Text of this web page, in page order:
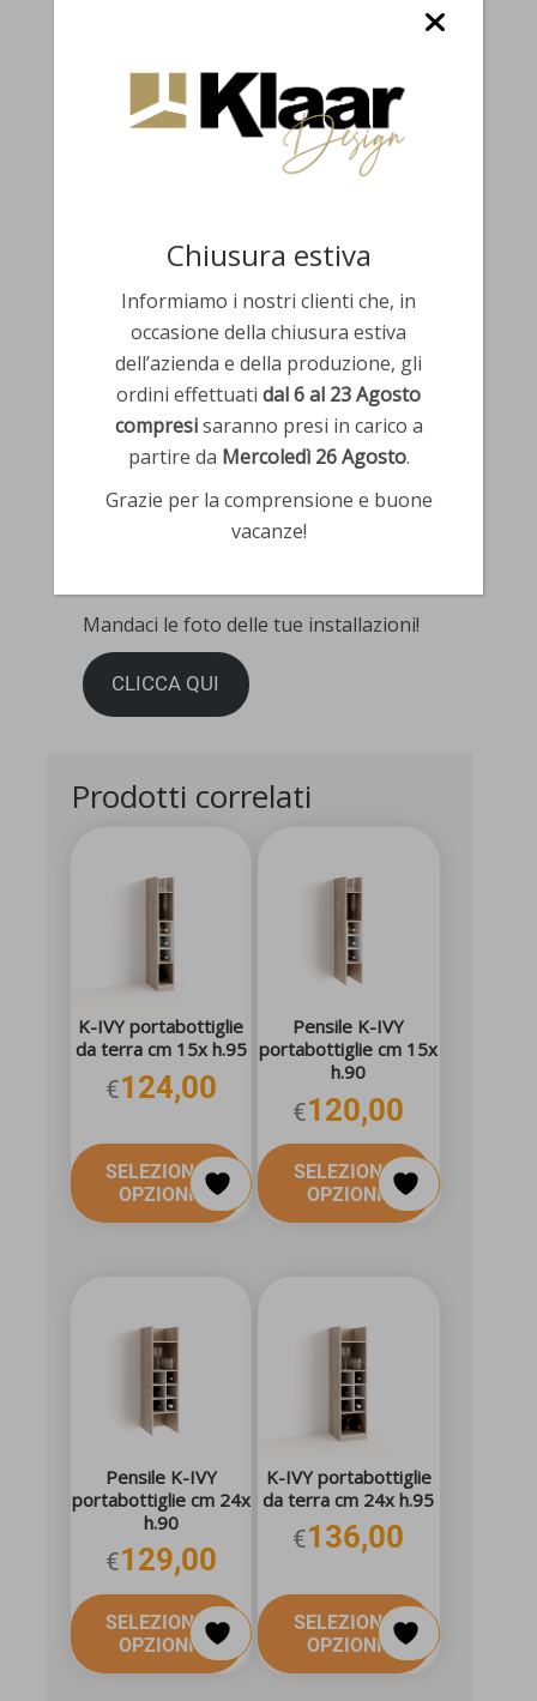
* = campi obbligatori
Mandaci le foto delle tue installazioni!
CLICCA QUI
Prodotti correlati
K-IVY portabottiglie
da terra cm 15x h.95
€124,00
SELEZIONA
OPZIONI
Pensile K-IVY
portabottiglie cm 15x
h.90
€120,00
SELEZIONA
OPZIONI
Pensile K-IVY
portabottiglie cm 24x
h.90
€129,00
SELEZIONA
OPZIONI
K-IVY portabottiglie
da terra cm 24x h.95
€136,00
SELEZIONA
OPZIONI
Chiusura estiva
Informiamo i nostri clienti che, in
occasione della chiusura estiva
dell’azienda e della produzione, gli
ordini effettuati dal 6 al 23 Agosto
compresisaranno presi in carico a
partire da Mercoledì 26 Agosto.
Grazie per la comprensione e buone
vacanze!